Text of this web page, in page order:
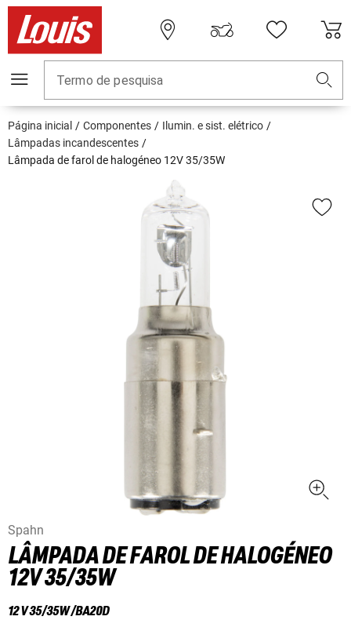
Termo de pesquisa
Página inicial Componentes
Ilumin. e sist. elétrico
Lâmpadas incandescentes
Lâmpada de farol de halogéneo 12V 35/35W
Spahn
LÂMPADA DE FAROL DE HALOGÉNEO
12V 35/35W
12 V 35/35W /BA20D